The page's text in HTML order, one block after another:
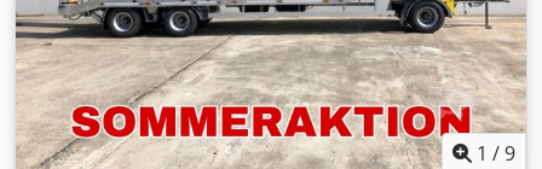
vende por encargo bancario. -- Errores tipográficos,
equivocaciones y cambios reservados, fotos de muestra --
Más datos en: ! Más detalles: ! Chsdpjzrqkzsfx Aahsa
1 /9